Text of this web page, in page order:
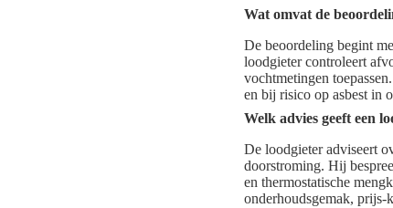
Wat omvat de
De beoordeling begint
loodgieter controleert
vochtmetingen
en bij risico op asbest in
Welk advies geeft een
De loodgieter adviseert
doorstroming. Hij
en thermostatische
onderhoudsgemak,